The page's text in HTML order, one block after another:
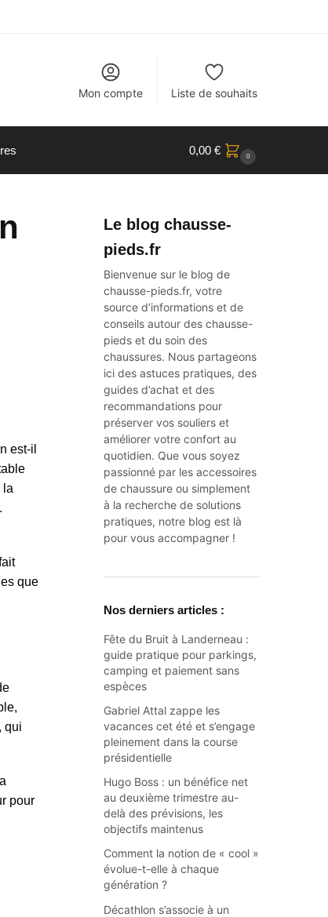
Mon compte Liste de souhaits
0,00 € 0
est-il
la
que
qui
pour
Le blog chausse-
pieds.fr
Bienvenue sur le blog de
chausse-pieds.fr, votre
source d’informations et de
conseils autour deschausse-
pieds et du soin des
chaussures. Nous partageons
ici des astuces pratiques, des
guides d’achat et des
recommandations pour
préserver vos souliers et
améliorer votre confort au
quotidien. Que vous soyez
passionné par les accessoires
de chaussure ou simplement
à la recherche de solutions
pratiques, notre blog est là
pour vous accompagner !
Nos derniers articles :
Fête du Bruit à Landerneau :
guide pratique pour parkings,
camping et paiement sans
espèces
Gabriel Attal zappe les
vacances cet été et s’engage
pleinement dans la course
présidentielle
Hugo Boss : un bénéfice net
au deuxième trimestre au-
delà des prévisions, les
objectifs maintenus
Comment la notion de « cool »
évolue-t-elle à chaque
génération ?
Décathlon s’associe à un